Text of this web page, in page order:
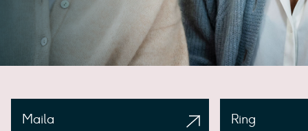
Maila Ring